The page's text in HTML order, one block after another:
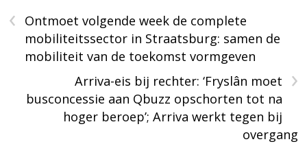
‹
Ontmoet volgende week de complete
mobiliteitssector in Straatsburg: samen de
mobiliteit van de toekomst vormgeven
›
Arriva-eis bij rechter: ‘Fryslân moet
busconcessie aan Qbuzz opschorten tot na
hoger beroep’; Arriva werkt tegen bij
overgang